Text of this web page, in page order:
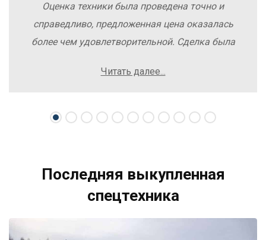
Оценка техники была проведена точно и
справедливо, предложенная цена оказалась
более чем удовлетворительной. Сделка была
осложнений. Рекомендую компанию Excavator
свою спецтехнику.
Читать далее...
Последняя выкупленная
спецтехника